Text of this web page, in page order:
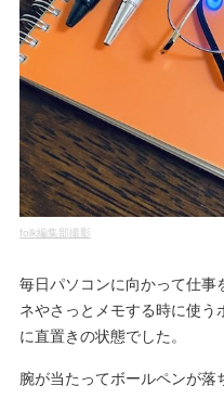
folk編集部撮影
毎日パソコンに向かって仕事
ネやさっとメモする時に使
に直置きの状態でした。
腕が当たってボールペンが落